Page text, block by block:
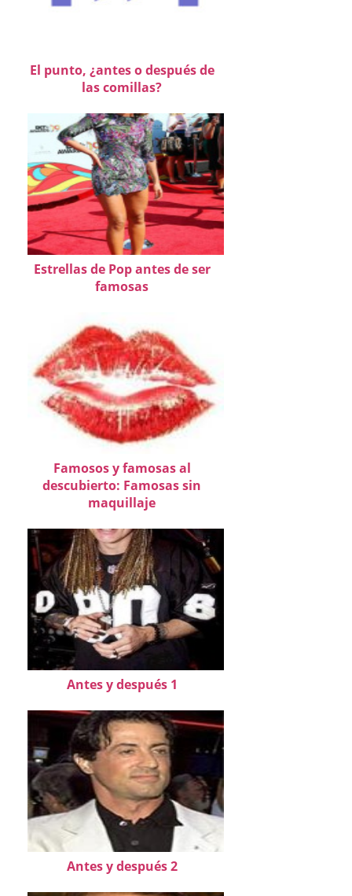
El punto, ¿antes o después de
las comillas?
Estrellas de Pop antes de ser
famosas
Famosos y famosas al
descubierto: Famosas sin
maquillaje
Antes y después 1
Antes y después 2